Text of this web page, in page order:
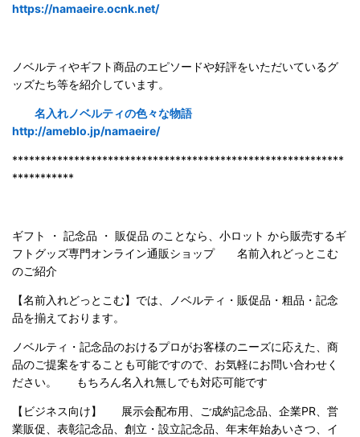
https://namaeire.ocnk.net/
ノベルティやギフト商品のエピソードや好評をいただいているグ
ッズたち等を紹介しています。
名入れノベルティの色々な物語
http://ameblo.jp/namaeire/
***********************************************************
***********
ギフト ・ 記念品 ・ 販促品 のことなら、小ロット から販売するギ
フトグッズ専門オンライン通販ショップ 名前入れどっとこむ
のご紹介
【名前入れどっとこむ】では、ノベルティ・販促品・粗品・記念
品を揃えております。
ノベルティ・記念品のおけるプロがお客様のニーズに応えた、商
品のご提案をすることも可能ですので、お気軽にお問い合わせく
ださい。 もちろん名入れ無しでも対応可能です
【ビジネス向け】 展示会配布用、ご成約記念品、企業PR、営
業販促、表彰記念品、創立・設立記念品、年末年始あいさつ、イ